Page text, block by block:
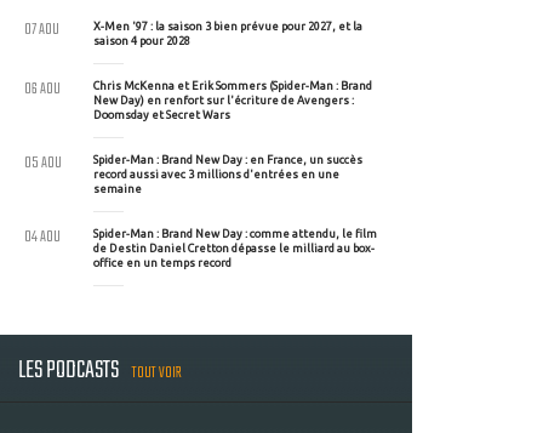
X-Men '97 : la saison 3 bien prévue pour 2027, et la
saison 4 pour 2028
07 AOU
Chris McKenna et Erik Sommers (Spider-Man : Brand
New Day) en renfort sur l'écriture de Avengers :
Doomsday et Secret Wars
06 AOU
Spider-Man : Brand New Day : en France, un succès
record aussi avec 3 millions d'entrées en une
semaine
05 AOU
Spider-Man : Brand New Day : comme attendu, le film
de Destin Daniel Cretton dépasse le milliard au box-
office en un temps record
04 AOU
LES PODCASTS TOUT VOIR